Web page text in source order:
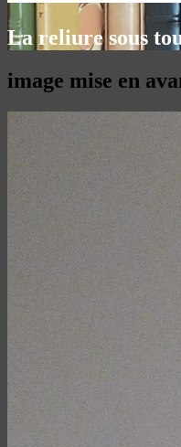
La reliure sous
image mise en